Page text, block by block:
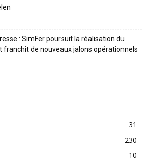
: SimFer poursuit la réalisation du
franchit de nouveaux jalons opérationnels
31
230
10